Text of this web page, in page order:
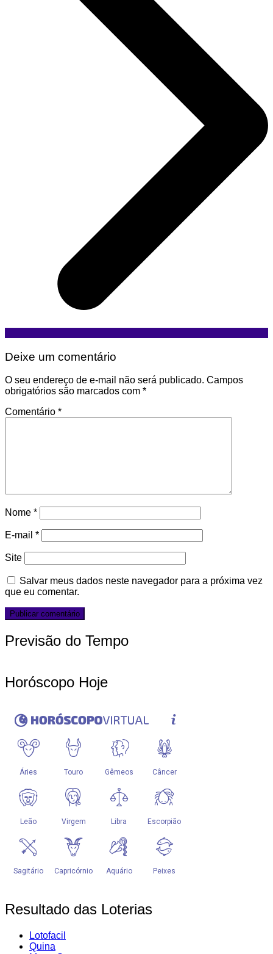
Deixe um comentário
O seu endereço de e-mail não será publicado. Campos
obrigatórios são marcados com *
Comentário *
Nome *
E-mail *
Site
Salvar meus dados neste navegador para a próxima vez
que eu comentar.
Previsão do Tempo
Horóscopo Hoje
Resultado das Loterias
Lotofacil
Quina